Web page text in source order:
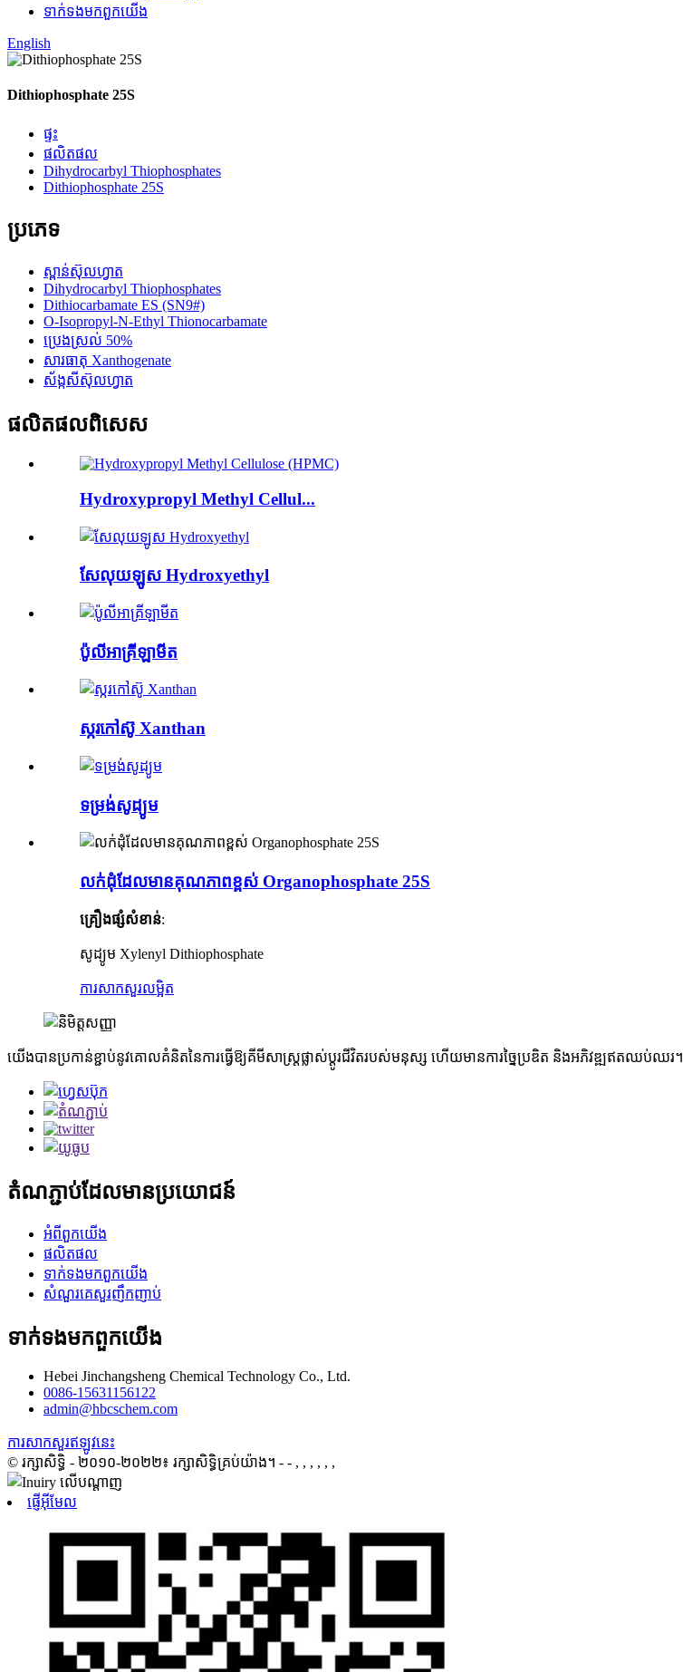
ទាក់ទង​មក​ពួក​យើង
English
Dithiophosphate 25S
ផ្ទះ
ផលិតផល
Dihydrocarbyl Thiophosphates
Dithiophosphate 25S
ប្រភេទ
ស្ពាន់ស៊ុលហ្វាត
Dihydrocarbyl Thiophosphates
Dithiocarbamate ES (SN9#)
O-Isopropyl-N-Ethyl Thionocarbamate
ប្រេងស្រល់ 50%
សារធាតុ Xanthogenate
ស័ង្កសីស៊ុលហ្វាត
ផលិតផល​ពិសេស
Hydroxypropyl Methyl Cellul...
សែលុយឡូស Hydroxyethyl
ប៉ូលីអាគ្រីឡាមីត
ស្ករកៅស៊ូ Xanthan
ទម្រង់សូដ្យូម
លក់ដុំដែលមានគុណភាពខ្ពស់ Organophosphate 25S
គ្រឿងផ្សំសំខាន់:
សូដ្យូម Xylenyl Dithiophosphate
ការសាកសួរលម្អិត
យើងបានប្រកាន់ខ្ជាប់នូវគោលគំនិតនៃការធ្វើឱ្យគីមីសាស្ត្រផ្លាស់ប្តូរជីវិតរបស់មនុស្ស ហើយមានការច្នៃប្រឌិត និងអភិវឌ្ឍឥតឈប់ឈរ។
តំណភ្ជាប់ដែលមានប្រយោជន៍
អំពី​ពួក​យើង
ផលិតផល
ទាក់ទង​មក​ពួក​យើង
សំណួរគេសួរញឹកញាប់
ទាក់ទង​មក​ពួក​យើង
Hebei Jinchangsheng Chemical Technology Co., Ltd.
0086-15631156122
admin@hbcschem.com
ការសាកសួរឥឡូវនេះ
© រក្សាសិទ្ធិ - ២០១០-២០២២៖ រក្សាសិទ្ធិគ្រប់យ៉ាង។ - - , , , , , ,
ផ្ញើអ៊ីមែល